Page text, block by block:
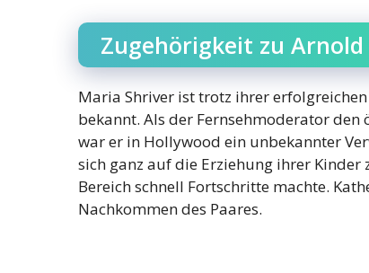
Zugehörigkeit zu Arnold
Maria Shriver ist trotz ihrer
bekannt. Als der Fernsehmoderator
war er in Hollywood ein unbekannter
sich ganz auf die Erziehung ihrer
Bereich schnell Fortschritte machte.
Nachkommen des Paares.